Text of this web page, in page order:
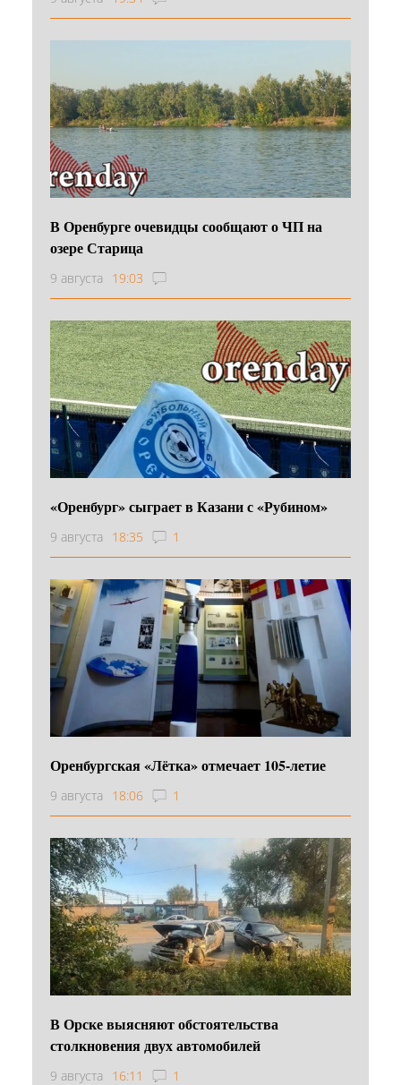
В Оренбурге очевидцы сообщают о ЧП на
озере Старица
9 августа 19:03
«Оренбург» сыграет в Казани с «Рубином»
9 августа 18:35 1
Оренбургская «Лётка» отмечает 105-летие
9 августа 18:06 1
В Орске выясняют обстоятельства
столкновения двух автомобилей
9 августа 16:11 1